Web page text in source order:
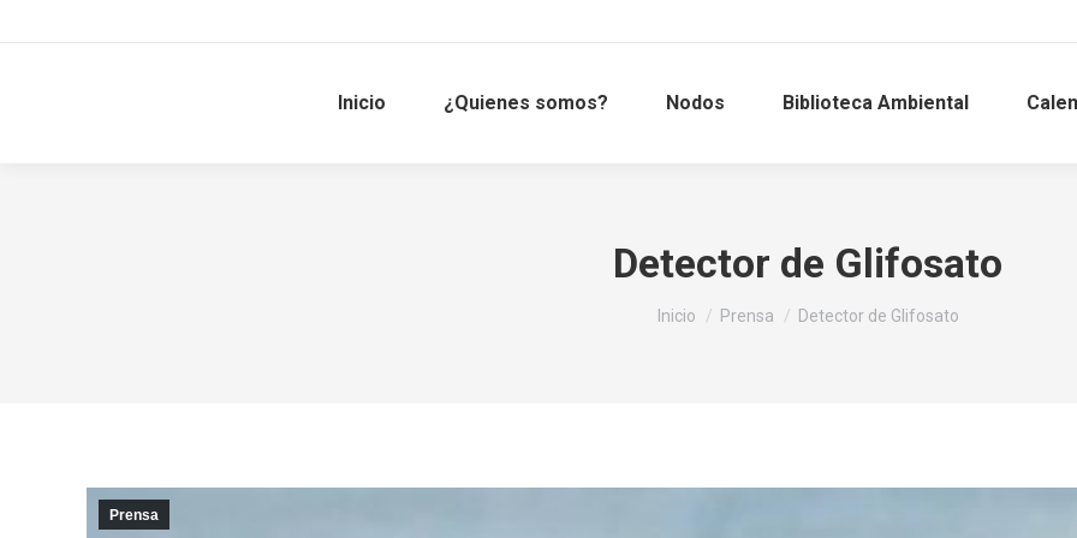
Inicio ¿Quienes somos? Nodos Biblioteca Ambiental
Detector de Glifosato
Estás aquí:
Inicio Prensa Detector de Glifosato
Prensa